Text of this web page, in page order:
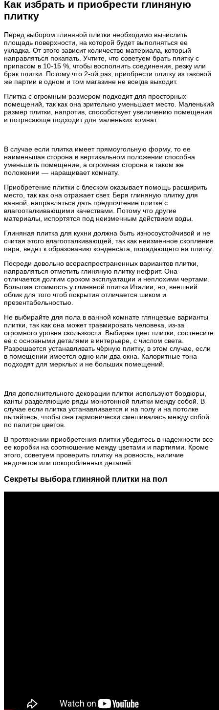
Как избрать и приобрести глиняную
плитку
Перед выбором глиняной плитки необходимо вычислить
площадь поверхности, на которой будет выполняться ее
укладка. От этого зависит количество материала, который
направляться покапать. Учтите, что советуем брать плитку с
припасом в 10-15 %, чтобы восполнить соединения, резку или
брак плитки. Потому что 2-ой раз, приобрести плитку из таковой
же партии в одном и том магазине не всегда выходит.
Плитка с огромным размером подходит для просторных
помещений, так как она зрительно уменьшает место. Маленький
размер плитки, напротив, способствует увеличению помещения
и потрясающе подходит для маленьких комнат.
В случае если плитка имеет прямоугольную форму, то ее
наименьшая сторона в вертикальном положении способна
уменьшить помещение, а огромная сторона в таком же
положении — наращивает комнату.
Приобретение плитки с блеском оказывает помощь расширить
место, так как она отражает свет. Беря глиняную плитку для
ванной, направляться дать предпочтение плитке с
влагооталкивающими качествами. Потому что другие
материалы, испортятся под неизменным действием воды.
Глиняная плитка для кухни должна быть износоустойчивой и не
считая этого влагооталкивающей, так как неизменное скопление
пара, ведет к образованию конденсата, попадающего на плитку.
Посреди довольно всераспространенных вариантов плитки,
направляться отметить глиняную плитку нефрит. Она
отличается долгим сроком эксплуатации и неплохими чертами.
Большая стоимость у глиняной плитки Италии, но, внешний
облик для того чтоб покрытия отличается шиком и
презентабельностью.
Не выбирайте для пола в ванной комнате глянцевые варианты
плитки, так как она может травмировать человека, из-за
огромного уровня скользкости. Выбирая цвет плитки, соотнесите
ее с основными деталями в интерьере, с числом света.
Разрешается устанавливать чёрную плитку, в этом случае, если
в помещении имеется одно или два окна. Калоритные тона
подходят для мерклых и не больших помещений.
Для дополнительного декорации плитки используют бордюры,
канты разделяющие ряды монотонной плитки между собой. В
случае если плитка устанавливается и на полу и на потолке
пытайтесь, чтобы она гармонически смешивалась между собой
по палитре цветов.
В протяжении приобретения плитки убедитесь в надежности все
ее коробки на соотношение между цветами и партиями. Кроме
этого, советуем проверить плитку на ровность, наличие
недочетов или покоробленных деталей.
Секреты выбора глиняной плитки на пол